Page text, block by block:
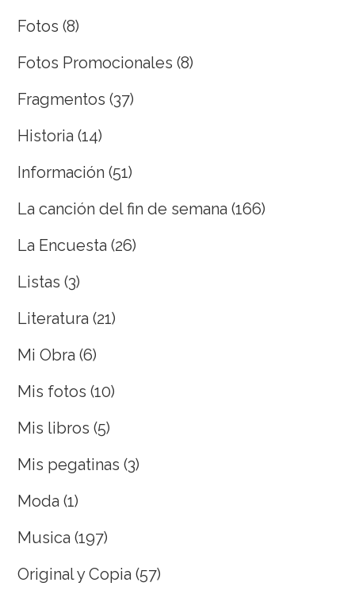
Fotos (8)
Fotos Promocionales (8)
Fragmentos (37)
Historia (14)
Información (51)
La canción del fin de semana (166)
La Encuesta (26)
Listas (3)
Literatura (21)
Mi Obra (6)
Mis fotos (10)
Mis libros (5)
Mis pegatinas (3)
Moda (1)
Musica (197)
Original y Copia (57)